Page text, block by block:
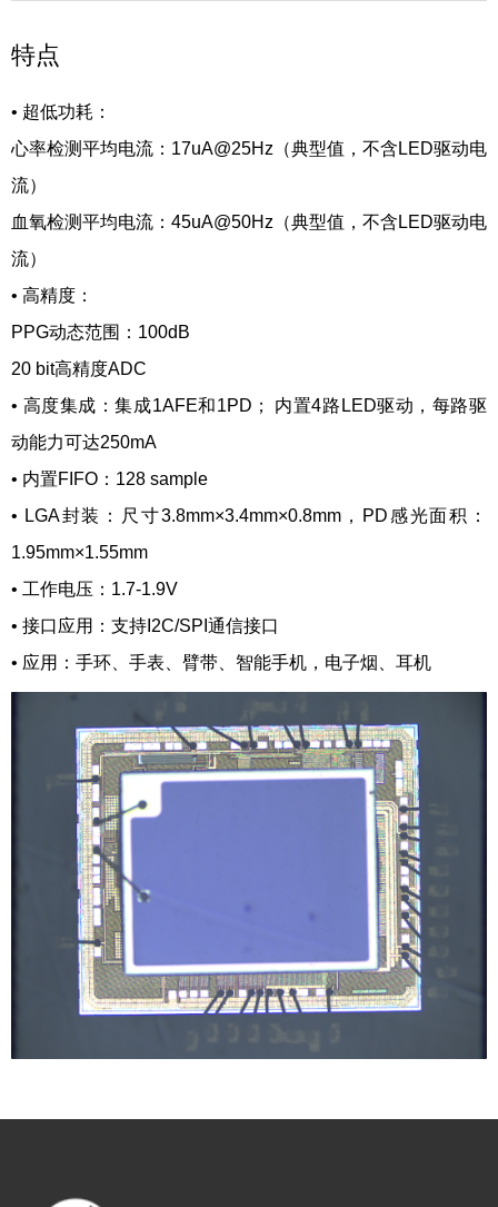
特点
• 超低功耗：
心率检测平均电流：17uA@25Hz（典型值，不含LED驱动电
流）
血氧检测平均电流：45uA@50Hz（典型值，不含LED驱动电
流）
• 高精度：
PPG动态范围：100dB
20 bit高精度ADC
• 高度集成：集成1AFE和1PD； 内置4路LED驱动，每路驱
动能力可达250mA
• 内置FIFO：128 sample
• LGA封装：尺寸3.8mm×3.4mm×0.8mm，PD感光面积：
1.95mm×1.55mm
• 工作电压：1.7-1.9V
• 接口应用：支持I2C/SPI通信接口
• 应用：手环、手表、臂带、智能手机，电子烟、耳机